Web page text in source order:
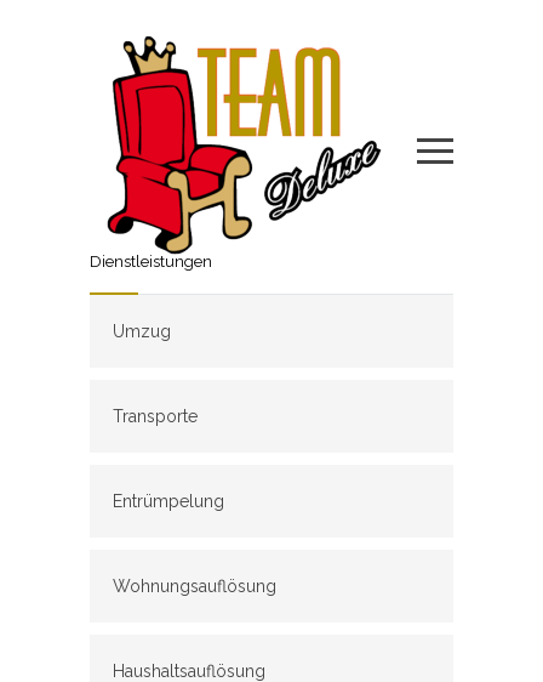
Dienstleistungen
Umzug
Transporte
Entrümpelung
Wohnungsauflösung
Haushaltsauflösung